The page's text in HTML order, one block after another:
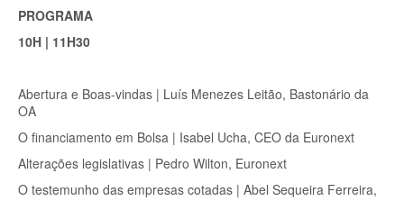
PROGRAMA
10H | 11H30
Abertura e Boas-vindas | Luís Menezes Leitão, Bastonário da
OA
O financiamento em Bolsa | Isabel Ucha, CEO da Euronext
Alterações legislativas | Pedro Wilton, Euronext
O testemunho das empresas cotadas | Abel Sequeira Ferreira,